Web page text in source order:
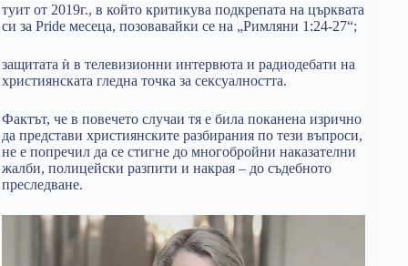
туит от 2019г., в който критикува подкрепата на църквата
си за Pride месеца, позовавайки се на „Римляни 1:24-27“;
защитата ѝ в телевизионни интервюта и радиодебати на
християнската гледна точка за сексуалността.
Фактът, че в повечето случаи тя е била поканена изрично
да представи християнските разбирания по тези въпроси,
не е попречил да се стигне до многобройни наказателни
жалби, полицейски разпити и накрая – до съдебното
преследване.